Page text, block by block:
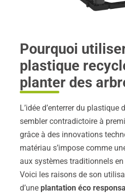
Pourquoi
plastique
planter des
L’idée d’enterrer du plastique
sembler contradictoire à
grâce à des innovations
matériau s’impose comme
aux systèmes traditionnels
Voici les raisons de son
d’une plantation éco